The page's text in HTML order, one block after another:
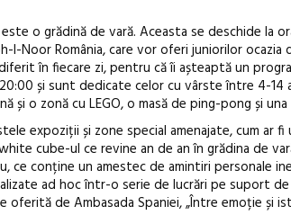
o grădină de vară. Aceasta se deschide la
Noor România, care vor oferi juniorilor ocazia
în fiecare zi, pentru că îi așteaptă un
și sunt dedicate celor cu vârste între 4-14
și o zonă cu LEGO, o masă de ping-pong și
expoziții și zone special amenajate, cum ar fi
cube-ul ce revine an de an în grădina de
ce conține un amestec de amintiri personale
ad hoc într-o serie de lucrări pe suport
oferită de Ambasada Spaniei, „Între emoție și